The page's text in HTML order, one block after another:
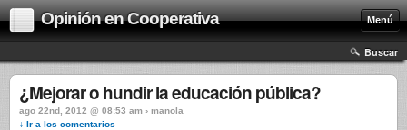
Opinión en Cooperativa Menú
Buscar
¿Mejorar o hundir la educación pública?
ago 22nd, 2012 @ 08:53 am › manola
↓ Ir a los comentarios